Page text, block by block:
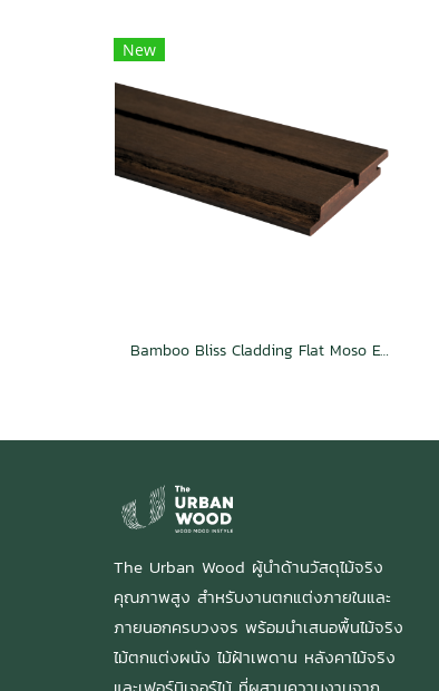
New
Bamboo Bliss Cladding Flat Moso Espresso
The Urban Wood ผู้นำด้านวัสดุไม้จริง
คุณภาพสูง สำหรับงานตกแต่งภายในและ
ภายนอกครบวงจร พร้อมนำเสนอพื้นไม้จริง
ไม้ตกแต่งผนัง ไม้ฝ้าเพดาน หลังคาไม้จริง